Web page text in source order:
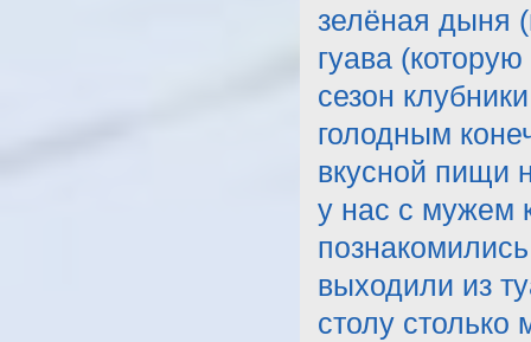
зелёная дыня
гуава
сезон
голодным
вкусной пищи
у нас с мужем
выходили из
столу